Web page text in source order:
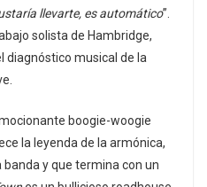
llevarte, es automático”.
solista de Hambridge,
diagnóstico musical de la
boogie-woogie
la leyenda de la armónica,
y que termina con un